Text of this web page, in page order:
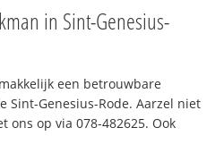
in Sint-Genesius-
een betrouwbare
Sint-Genesius-Rode. Aarzel niet
ons op via 078-482625. Ook